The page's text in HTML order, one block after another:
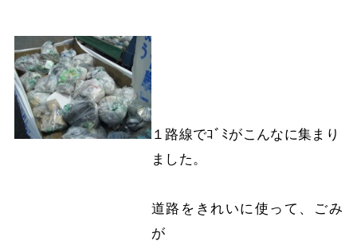
１路線でｺﾞﾐがこんなに集まり
ました。
道路をきれいに使って、ごみ
が